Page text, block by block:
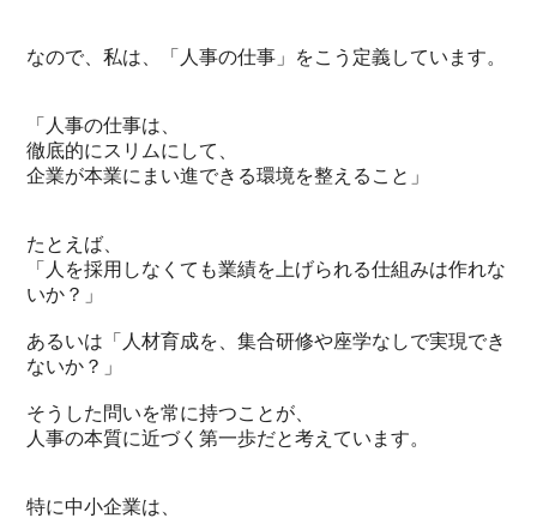
なので、私は、「人事の仕事」をこう定義しています。
「人事の仕事は、
徹底的にスリムにして、
企業が本業にまい進できる環境を整えること」
たとえば、
「人を採用しなくても業績を上げられる仕組みは作れな
いか？」
あるいは「人材育成を、集合研修や座学なしで実現でき
ないか？」
そうした問いを常に持つことが、
人事の本質に近づく第一歩だと考えています。
特に中小企業は、